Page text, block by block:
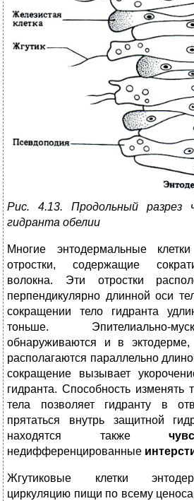
Рис. 4.13. Продольный разрез
гидранта обелии
Многие энтодермальные
отростки, содержащие
волокна. Эти отростки
перпендикулярно длинной оси
сокращении тело гидранта
тоньше. Эпителиально-
обнаруживаются и в
располагаются параллельно
сокращение вызывает
гидранта. Способность
тела позволяет гидранту в
прятаться внутрь защитной
находятся также
недифференцированные
Жгутиковые клетки
циркуляцию пищи по всему